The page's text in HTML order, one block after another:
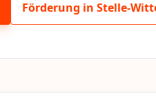
Förderung in Stelle-